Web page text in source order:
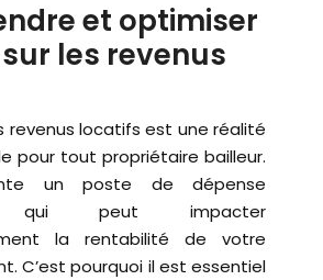
et optimiser
les revenus
revenus locatifs est une réalité
pour tout propriétaire bailleur.
un poste de dépense
qui peut impacter
la rentabilité de votre
C’est pourquoi il est essentiel